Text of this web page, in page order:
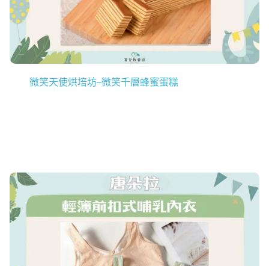
微笑天使烘培坊–微笑千層蜂蜜蛋糕